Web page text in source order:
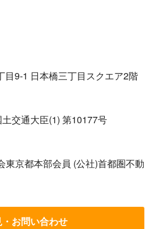
9‐1 日本橋三丁目スクエア2階
交通大臣(1) 第10177号
東京都本部会員 (公社)首都圏不動
・お問い合わせ